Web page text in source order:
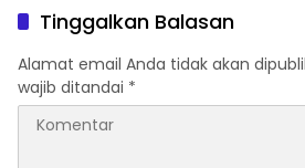
KolakaTinggalkan Balasan
Alamat email Anda tidak akan
wajib ditandai *